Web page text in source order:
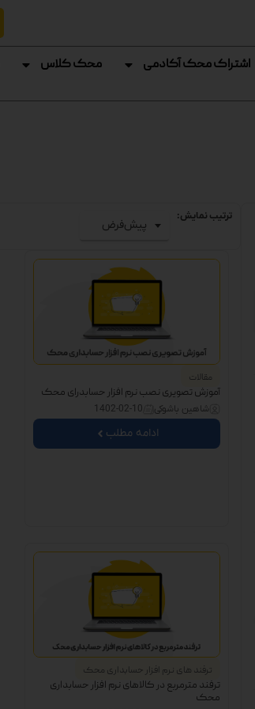
اشتراک محک آکادمی محک کلاس
ترتیب نمایش:
مقالات
آموزش تصویری نصب نرم افزار حسابدرای محک
شاهین باشوکی 1402-02-10
ادامه مطلب
ترفند های نرم افزار حسابداری محک
ترفند مترمربع در کالاهای نرم افزار حسابداری
محک